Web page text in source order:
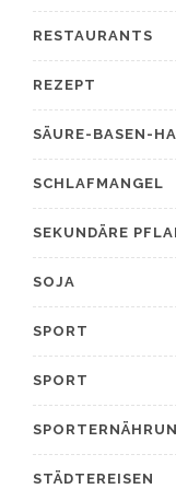
RESTAURANTS
REZEPT
SÄURE-BASEN-
SCHLAFMANGEL
SEKUNDÄRE
SOJA
SPORT
SPORT
STÄDTEREISEN